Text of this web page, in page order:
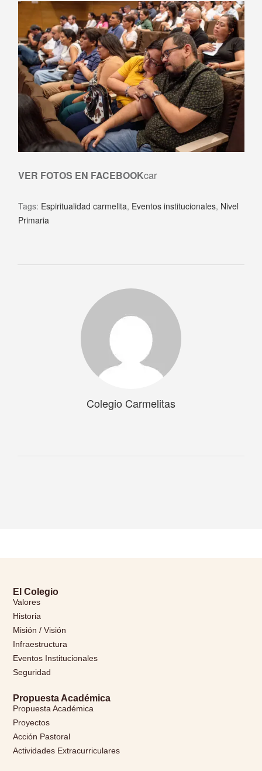
VER FOTOS EN FACEBOOKcar
Tags: Espiritualidad carmelita, Eventos institucionales, Nivel
Primaria
Colegio Carmelitas
El Colegio
Valores
Historia
Misión / Visión
Infraestructura
Eventos Institucionales
Seguridad
Propuesta Académica
Propuesta Académica
Proyectos
Acción Pastoral
Actividades Extracurriculares